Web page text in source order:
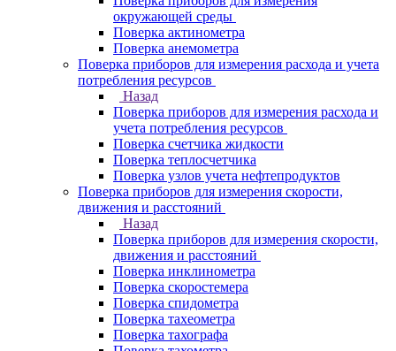
окружающей среды
Поверка актинометра
Поверка анемометра
Поверка приборов для измерения расхода и учета
потребления ресурсов
Назад
Поверка приборов для измерения расхода и
учета потребления ресурсов
Поверка счетчика жидкости
Поверка теплосчетчика
Поверка узлов учета нефтепродуктов
Поверка приборов для измерения скорости,
движения и расстояний
Назад
Поверка приборов для измерения скорости,
движения и расстояний
Поверка инклинометра
Поверка скоростемера
Поверка спидометра
Поверка тахеометра
Поверка тахографа